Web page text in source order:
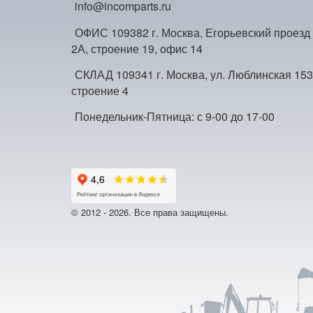
info@incomparts.ru
ОФИС 109382 г. Москва, Егорьевский проезд
2А, строение 19, офис 14
СКЛАД 109341 г. Москва, ул. Люблинская
строение 4
Понедельник-Пятница: с 9-00 до 17-00
© 2012 - 2026. Все права защищены.